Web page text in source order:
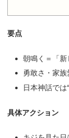
要点
朝鳴く＝「
勇敢さ・家
日本神話では
具体アクション